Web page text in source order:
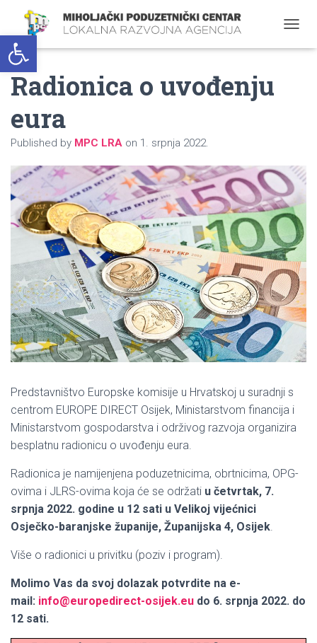
Open toolbar
O
G
A
T
I
O
N
Radionica o uvođenju
eura
Published by MPC LRA on 1. srpnja 2022.
Predstavništvo Europske komisije u Hrvatskoj u suradnji s
centrom EUROPE DIRECT Osijek, Ministarstvom financija i
Ministarstvom gospodarstva i održivog razvoja organizira
besplatnu radionicu o uvođenju eura.
Radionica je namijenjena poduzetnicima, obrtnicima, OPG-
ovima i JLRS-ovima koja će se održati u četvrtak, 7.
srpnja 2022. godine u 12 sati u Velikoj vijećnici
Osječko-baranjske županije, Županijska 4, Osijek.
Više o radionici u privitku (poziv i program).
Molimo Vas da svoj dolazak potvrdite na e-
mail: info@europedirect-osijek.eu do 6. srpnja 2022. do
12 sati.